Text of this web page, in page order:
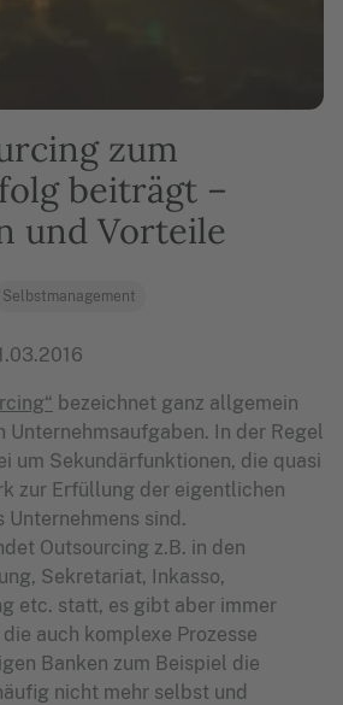
zum
beiträgt –
und Vorteile
Selbstmanagement
bezeichnet ganz allgemein
Unternehmsaufgaben. In der Regel
um Sekundärfunktionen, die quasi
zur Erfüllung der eigentlichen
sind.
Outsourcing z.B. in den
Sekretariat, Inkasso,
etc. statt, es gibt aber immer
auch komplexe Prozesse
Banken zum Beispiel die
nicht mehr selbst und